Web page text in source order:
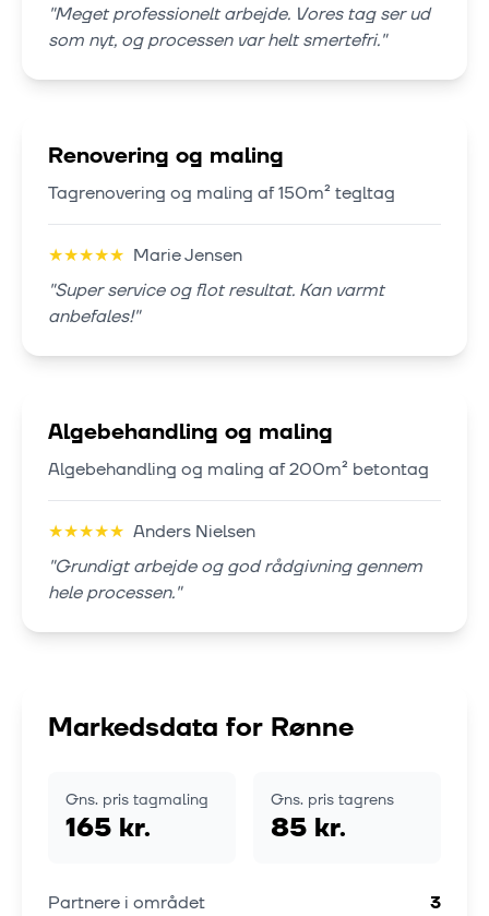
"Meget professionelt arbejde. Vores tag ser ud
som nyt, og processen var helt smertefri."
Renovering og maling
Tagrenovering og maling af 150m² tegltag
★★★★★ Marie Jensen
"Super service og flot resultat. Kan varmt
anbefales!"
Algebehandling og maling
Algebehandling og maling af 200m² betontag
★★★★★ Anders Nielsen
"Grundigt arbejde og god rådgivning gennem
hele processen."
Markedsdata for Rønne
Gns. pris tagmaling
165 kr.
Gns. pris tagrens
85 kr.
Partnere i området
3